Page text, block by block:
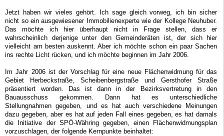
Jetzt haben wir vieles gehört. Ich sage gleich vorweg, ich bin sicher
nicht so ein ausgewiesener Immobilienexperte wie der Kollege Neuhuber.
Das möchte ich hier überhaupt nicht in Frage stellen, dass er
wahrscheinlich derjenige unter den Gemeinderäten ist, der sich hier
vielleicht am besten auskennt. Aber ich möchte schon ein paar Sachen
ins rechte Licht rücken, und ich möchte beginnen im Jahr 2006.
Im Jahr 2006 ist der Vorschlag für eine neue Flächenwidmung für das
Gebiet Herbeckstraße, Scheibenbergstraße und Gersthofer Straße
präsentiert worden. Das ist dann in der Bezirksvertretung in den
Bauausschuss gekommen. Dann hat es unterschiedliche
Stellungnahmen gegeben, und es hat auch verschiedene Meinungen
dazu gegeben, aber es hat auf jeden Fall eines gegeben, es hat damals
die Initiative der SPÖ-Währing gegeben, einen Flächenwidmungsplan
vorzuschlagen, der folgende Kernpunkte beinhaltet: